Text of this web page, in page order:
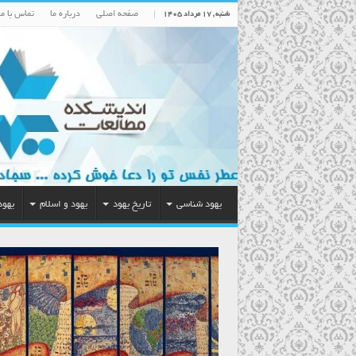
شنبه , ۱۷ مرداد ۱۴۰۵ صفحه اصلی درباره ما تماس با
یهود شناسی تاریخ یهود یهود و اسلام